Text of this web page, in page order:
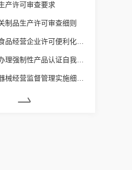
产许可审查要求
制品生产许可审查细则
山东省连锁食品经营企业许可便利化管理实施办法
山东省免予办理强制性产品认证自我承诺便捷通道实施办法